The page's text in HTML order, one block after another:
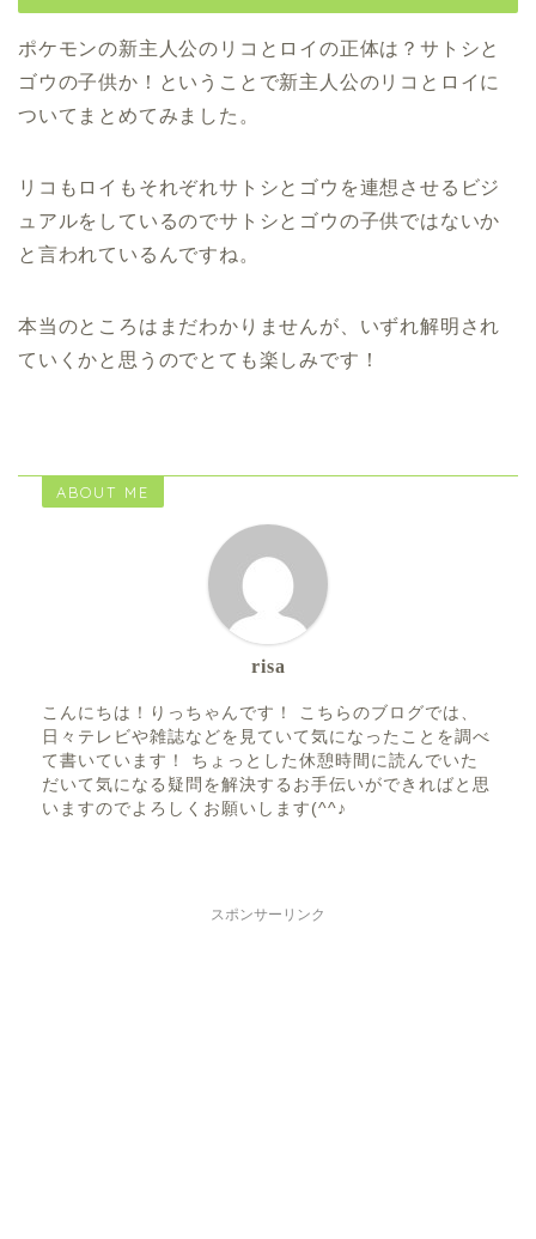
ポケモンの新主人公のリコとロイの正体は？サトシと
ゴウの子供か！ということで新主人公のリコとロイに
ついてまとめてみました。
リコもロイもそれぞれサトシとゴウを連想させるビジ
ュアルをしているのでサトシとゴウの子供ではないか
と言われているんですね。
本当のところはまだわかりませんが、いずれ解明され
ていくかと思うのでとても楽しみです！
ABOUT ME
risa
こんにちは！りっちゃんです！ こちらのブログでは、
日々テレビや雑誌などを見ていて気になったことを調べ
て書いています！ ちょっとした休憩時間に読んでいた
だいて気になる疑問を解決するお手伝いができればと思
いますのでよろしくお願いします(^^♪
スポンサーリンク